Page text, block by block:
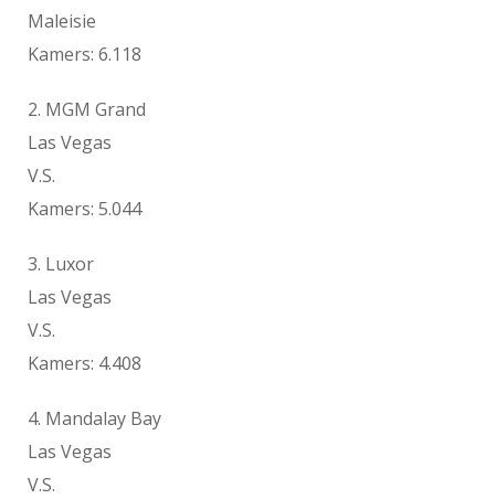
Maleisie
Kamers: 6.118
2. MGM Grand
Las Vegas
V.S.
Kamers: 5.044
3. Luxor
Las Vegas
V.S.
Kamers: 4.408
4. Mandalay Bay
Las Vegas
V.S.